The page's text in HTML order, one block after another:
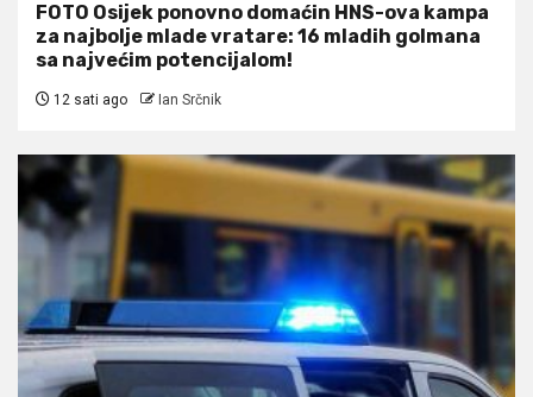
FOTO Osijek ponovno domaćin HNS-ova kampa
za najbolje mlade vratare: 16 mladih golmana
sa najvećim potencijalom!
12 sati ago Ian Srčnik